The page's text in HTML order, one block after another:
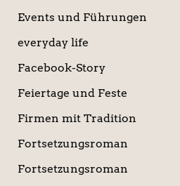
Events und Führungen
everyday life
Facebook-Story
Feiertage und Feste
Firmen mit Tradition
Fortsetzungsroman
Fortsetzungsroman